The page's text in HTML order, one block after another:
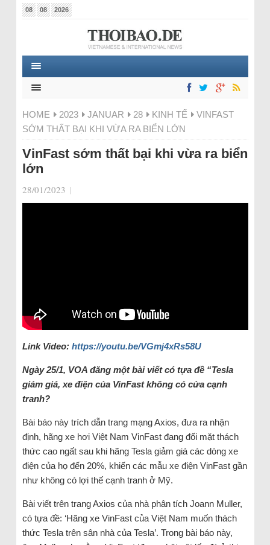
08 08 2026
HOME 2023 JANUAR 28 KINH TẾ
VINFAST
SỚM THẤT BẠI KHI VỪA RA BIỂN LỚN
VinFast sớm thất bại khi vừa ra biển
lớn
28/01/2023 |
Link Video: https://youtu.be/VGmj4xRs58U
Ngày 25/1, VOA đăng một bài viết có tựa đề “Tesla
giảm giá, xe điện của VinFast không có cửa cạnh
tranh?
Bài báo này trích dẫn trang mạng Axios, đưa ra nhận
định, hãng xe hơi Việt Nam VinFast đang đối mặt thách
thức cao ngất sau khi hãng Tesla giảm giá các dòng xe
điện của họ đến 20%, khiến các mẫu xe điện VinFast gần
như không có lợi thế cạnh tranh ở Mỹ.
Bài viết trên trang Axios của nhà phân tích Joann Muller,
có tựa đề: ‘Hãng xe VinFast của Việt Nam muốn thách
thức Tesla trên sân nhà của Tesla’. Trong bài báo này,